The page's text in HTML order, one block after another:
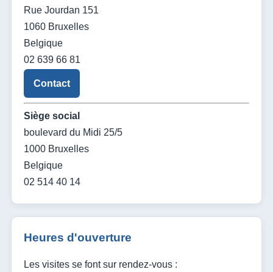
Rue Jourdan 151
1060 Bruxelles
Belgique
02 639 66 81
Contact
Siège social
boulevard du Midi 25/5
1000 Bruxelles
Belgique
02 514 40 14
Heures d'ouverture
Les visites se font sur rendez-vous :